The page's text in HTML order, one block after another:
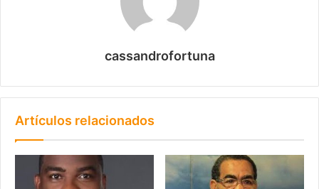
cassandrofortuna
Artículos relacionados